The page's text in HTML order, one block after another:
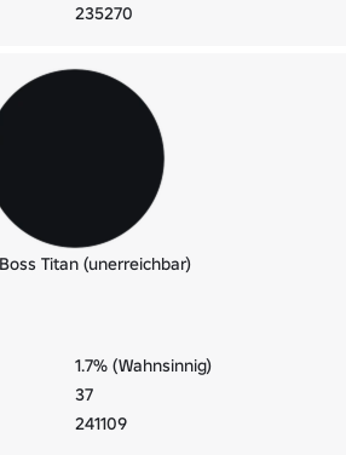
235270
Titan (unerreichbar)
1.7% (Wahnsinnig)
37
241109